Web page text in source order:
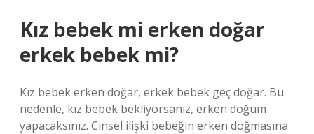
Kız bebek mi erken doğar
erkek bebek mi?
Kız bebek erken doğar, erkek bebek geç doğar. Bu
nedenle, kız bebek bekliyorsanız, erken doğum
yapacaksınız. Cinsel ilişki bebeğin erken doğmasına